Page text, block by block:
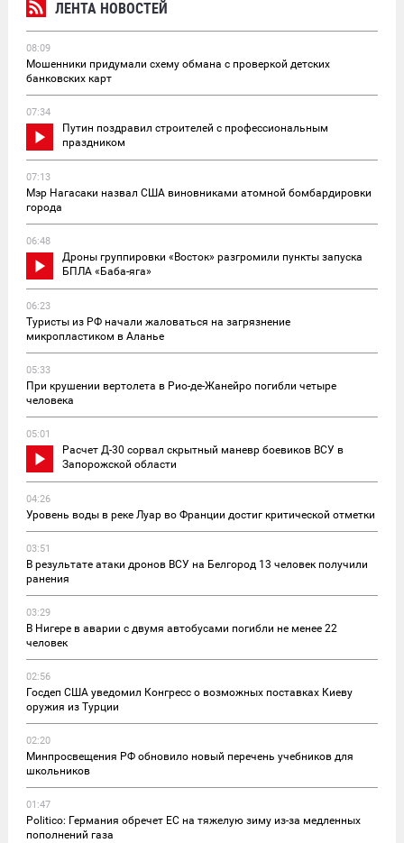
ЛЕНТА НОВОСТЕЙ
08:09
Мошенники придумали схему обмана с проверкой детских
банковских карт
07:34
Путин поздравил строителей с профессиональным
праздником
07:13
Мэр Нагасаки назвал США виновниками атомной бомбардировки
города
06:48
Дроны группировки «Восток» разгромили пункты запуска
БПЛА «Баба-яга»
06:23
Туристы из РФ начали жаловаться на загрязнение
микропластиком в Аланье
05:33
При крушении вертолета в Рио-де-Жанейро погибли четыре
человека
05:01
Расчет Д-30 сорвал скрытный маневр боевиков ВСУ в
Запорожской области
04:26
Уровень воды в реке Луар во Франции достиг критической отметки
03:51
В результате атаки дронов ВСУ на Белгород 13 человек получили
ранения
03:29
В Нигере в аварии с двумя автобусами погибли не менее 22
человек
02:56
Госдеп США уведомил Конгресс о возможных поставках Киеву
оружия из Турции
02:20
Минпросвещения РФ обновило новый перечень учебников для
школьников
01:47
Politico: Германия обречет ЕС на тяжелую зиму из-за медленных
пополнений газа